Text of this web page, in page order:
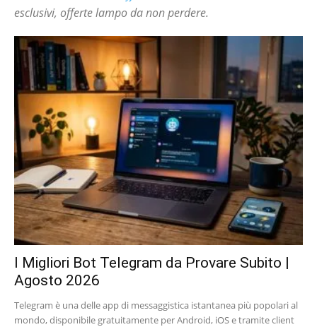
esclusivi, offerte lampo da non perdere.
I Migliori Bot Telegram da Provare Subito |
Agosto 2026
Telegram è una delle app di messaggistica istantanea più popolari al
mondo, disponibile gratuitamente per Android, iOS e tramite client